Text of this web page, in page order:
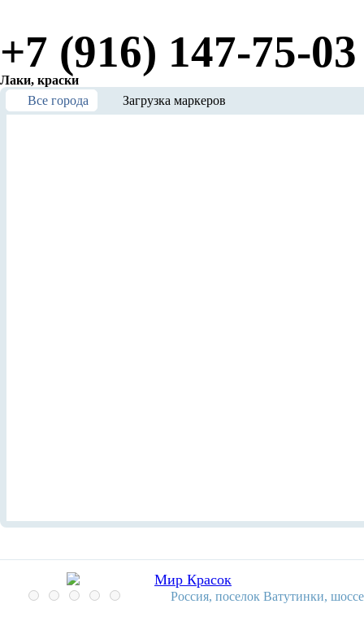
+7 (916) 147-75-03
Лаки, краски
Все города
Загрузка маркеров
Мир Красок
Россия, поселок Ватутинки,